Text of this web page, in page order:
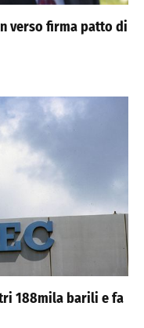
verso firma patto di
188mila barili e fa